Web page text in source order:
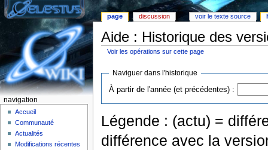
Aide : Historique des
Voir les opérations sur cette page
Naviguer dans l'historique
À partir de l'année (et précédentes) :
Légende : (actu) =
différence avec la
page discussion voir le texte source
navigation
Accueil
Communauté
Actualités
Modifications récentes